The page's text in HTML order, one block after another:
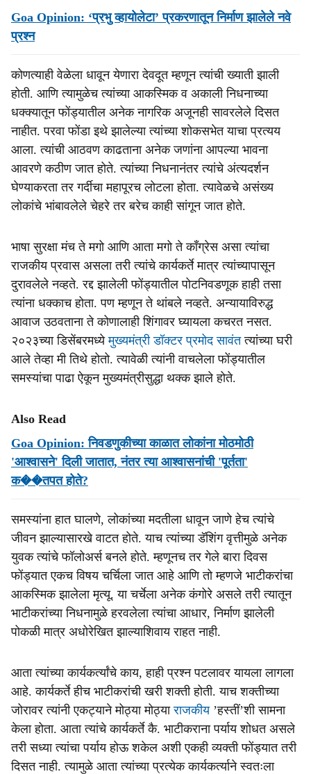
Goa Opinion: ‘प्रभु व्हायोलेटा’ प्रकरणातून निर्माण झालेले नवे
प्रश्न
कोणत्याही वेळेला धावून येणारा देवदूत म्हणून त्यांची ख्याती झाली
होती. आणि त्यामुळेच त्यांच्या आकस्मिक व अकाली निधनाच्या
धक्क्यातून फोंड्यातील अनेक नागरिक अजूनही सावरलेले दिसत
नाहीत. परवा फोंडा इथे झालेल्या त्यांच्या शोकसभेत याचा प्रत्यय
आला. त्यांची आठवण काढताना अनेक जणांना आपल्या भावना
आवरणे कठीण जात होते. त्यांच्या निधनानंतर त्यांचे अंत्यदर्शन
घेण्याकरता तर गर्दीचा महापूरच लोटला होता. त्यावेळचे असंख्य
लोकांचे भांबावलेले चेहरे तर बरेच काही सांगून जात होते.
भाषा सुरक्षा मंच ते मगो आणि आता मगो ते कॉंग्रेस असा त्यांचा
राजकीय प्रवास असला तरी त्यांचे कार्यकर्ते मात्र त्यांच्यापासून
दुरावलेले नव्हते. रद्द झालेली फोंड्यातील पोटनिवडणूक हाही तसा
त्यांना धक्काच होता. पण म्हणून ते थांबले नव्हते. अन्यायाविरुद्ध
आवाज उठवताना ते कोणालाही शिंगावर घ्यायला कचरत नसत.
२०२३च्या डिसेंबरमध्येमुख्यमंत्री डॉक्टर प्रमोद सावंतत्यांच्या घरी
आले तेव्हा मी तिथे होतो. त्यावेळी त्यांनी वाचलेला फोंड्यातील
समस्यांचा पाढा ऐकून मुख्यमंत्रीसुद्धा थक्क झाले होते.
Also Read
Goa Opinion: निवडणुकीच्या काळात लोकांना मोठमोठी
'आश्वासने' दिली जातात, नंतर त्या आश्वासनांची 'पूर्तता'
क��तपत होते?
समस्यांना हात घालणे, लोकांच्या मदतीला धावून जाणे हेच त्यांचे
जीवन झाल्यासारखे वाटत होते. याच त्यांच्या डॅशिंग वृत्तीमुळे अनेक
युवक त्यांचे फॉलोअर्स बनले होते. म्हणूनच तर गेले बारा दिवस
फोंड्यात एकच विषय चर्चिला जात आहे आणि तो म्हणजे भाटीकरांचा
आकस्मिक झालेला मृत्यू. या चर्चेला अनेक कंगोरे असले तरी त्यातून
भाटीकरांच्या निधनामुळे हरवलेला त्यांचा आधार, निर्माण झालेली
पोकळी मात्र अधोरेखित झाल्याशिवाय राहत नाही.
आता त्यांच्या कार्यकर्त्यांचे काय, हाही प्रश्‍न पटलावर यायला लागला
आहे. कार्यकर्ते हीच भाटीकरांची खरी शक्ती होती. याच शक्तीच्या
जोरावर त्यांनी एकट्याने मोठ्या मोठ्याराजकीय ’हस्तीं’शी सामना
केला होता. आता त्यांचे कार्यकर्ते कै. भाटीकराना पर्याय शोधत असले
तरी सध्या त्यांचा पर्याय होऊ शकेल अशी एकही व्यक्ती फोंड्यात तरी
दिसत नाही. त्यामुळे आता त्यांच्या प्रत्येक कार्यकर्त्याने स्वतःला